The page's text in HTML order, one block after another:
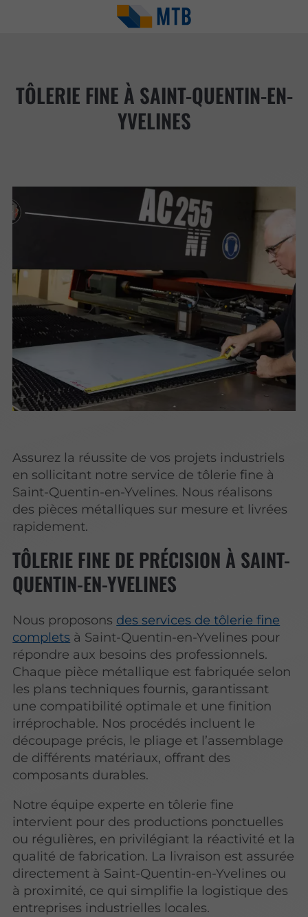
TÔLERIE FINE À SAINT-QUENTIN-EN-
YVELINES
Assurez la réussite de vos projets industriels
en sollicitant notre service de tôlerie fine à
Saint-Quentin-en-Yvelines. Nous réalisons
des pièces métalliques sur mesure et livrées
rapidement.
TÔLERIE FINE DE PRÉCISION À SAINT-
QUENTIN-EN-YVELINES
Nous proposons des services de tôlerie fine
complets à Saint-Quentin-en-Yvelines pour
répondre aux besoins des professionnels.
Chaque pièce métallique est fabriquée selon
les plans techniques fournis, garantissant
une compatibilité optimale et une finition
irréprochable. Nos procédés incluent le
découpage précis, le pliage et l’assemblage
de différents matériaux, offrant des
composants durables.
Notre équipe experte en tôlerie fine
intervient pour des productions ponctuelles
ou régulières, en privilégiant la réactivité et la
qualité de fabrication. La livraison est assurée
directement à Saint-Quentin-en-Yvelines ou
à proximité, ce qui simplifie la logistique des
entreprises industrielles locales.